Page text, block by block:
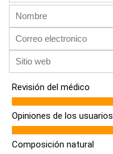
Revisión del médico
Opiniones de los usuarios
Composición natural